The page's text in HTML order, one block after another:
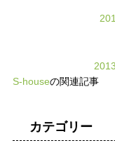
S-houseの関連記事
カテゴリー